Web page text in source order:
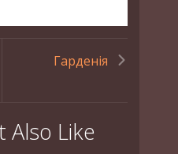
Гарденія
Also Like